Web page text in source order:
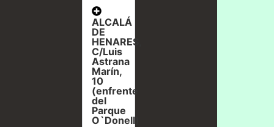
ALCALÁ
DE
HENARES,
C/Luis
Astrana
Marín,
10
(enfrente
del
Parque
O`Donell)